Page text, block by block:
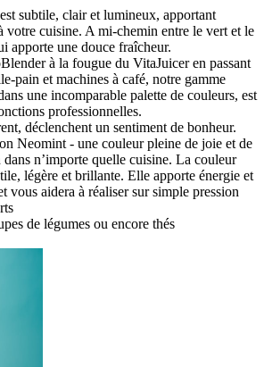
subtile, clair et lumineux, apportant
votre cuisine. A mi-chemin entre le vert et le
apporte une douce fraîcheur.
à la fougue du VitaJuicer en passant
pain et machines à café, notre gamme
une incomparable palette de couleurs, est
professionnelles.
déclenchent un sentiment de bonheur.
Neomint - une couleur pleine de joie et de
n’importe quelle cuisine. La couleur
légère et brillante. Elle apporte énergie et
vous aidera à réaliser sur simple pression
de légumes ou encore thés